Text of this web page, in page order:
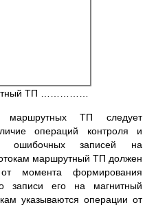
ТП ……………
маршрутных ТП следует
операций контроля и
ошибочных записей на
маршрутный ТП должен
момента формирования
записи его на магнитный
указываются операции от